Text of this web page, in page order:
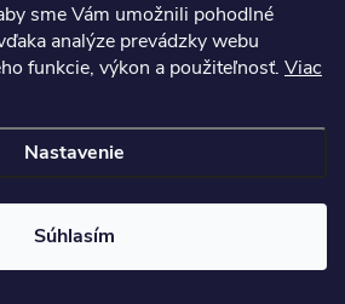
sme Vám umožnili pohodlné
analýze prevádzky webu
funkcie, výkon a použiteľnosť. Viac
Nastavenie
Súhlasím
nastavenie cookies